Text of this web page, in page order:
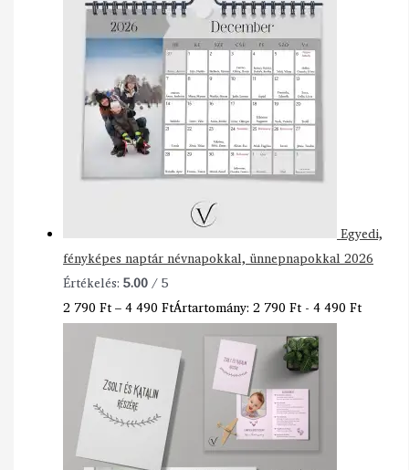
Egyedi,
fényképes naptár névnapokkal, ünnepnapokkal 2026
Értékelés:5.00/ 5
2 790Ft–4 490FtÁrtartomány: 2 790 Ft - 4 490 Ft